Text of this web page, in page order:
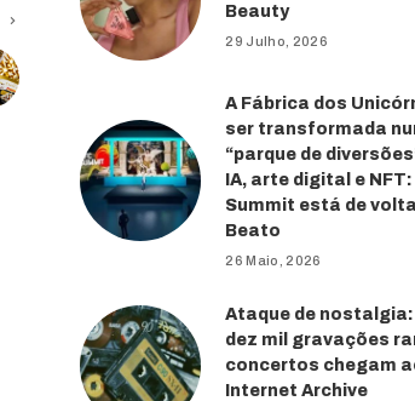
Beauty
29 Julho, 2026
A Fábrica dos
ser transformada
“parque de
IA, arte digital e NFT:
Summit está de
Beato
26 Maio, 2026
Ataque de nostalgia:
dez mil gravações
concertos chegam
Internet Archive